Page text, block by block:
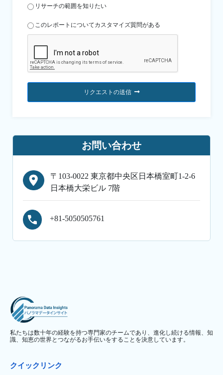
リサーチの範囲を知りたい
このレポートについてカスタマイズ質問がある
リクエストの送信
お問い合わせ
〒103-0022 東京都中央区日本橋室町1-2-6
日本橋大栄ビル 7階
+81-5050505761
私たちは数十年の経験を持つ専門家のチームであり、進化し続ける情報、知
識、知恵の世界とつながるお手伝いをすることを決意しています。
クイックリンク